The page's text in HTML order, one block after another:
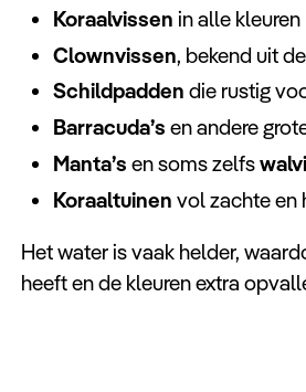
Koraalvissen in alle kleuren
Clownvissen, bekend uit
Schildpadden die rustig
Barracuda’s en andere
Manta’s en soms zelfs
Koraaltuinen vol zachte en
Het water is vaak helder,
heeft en de kleuren extra